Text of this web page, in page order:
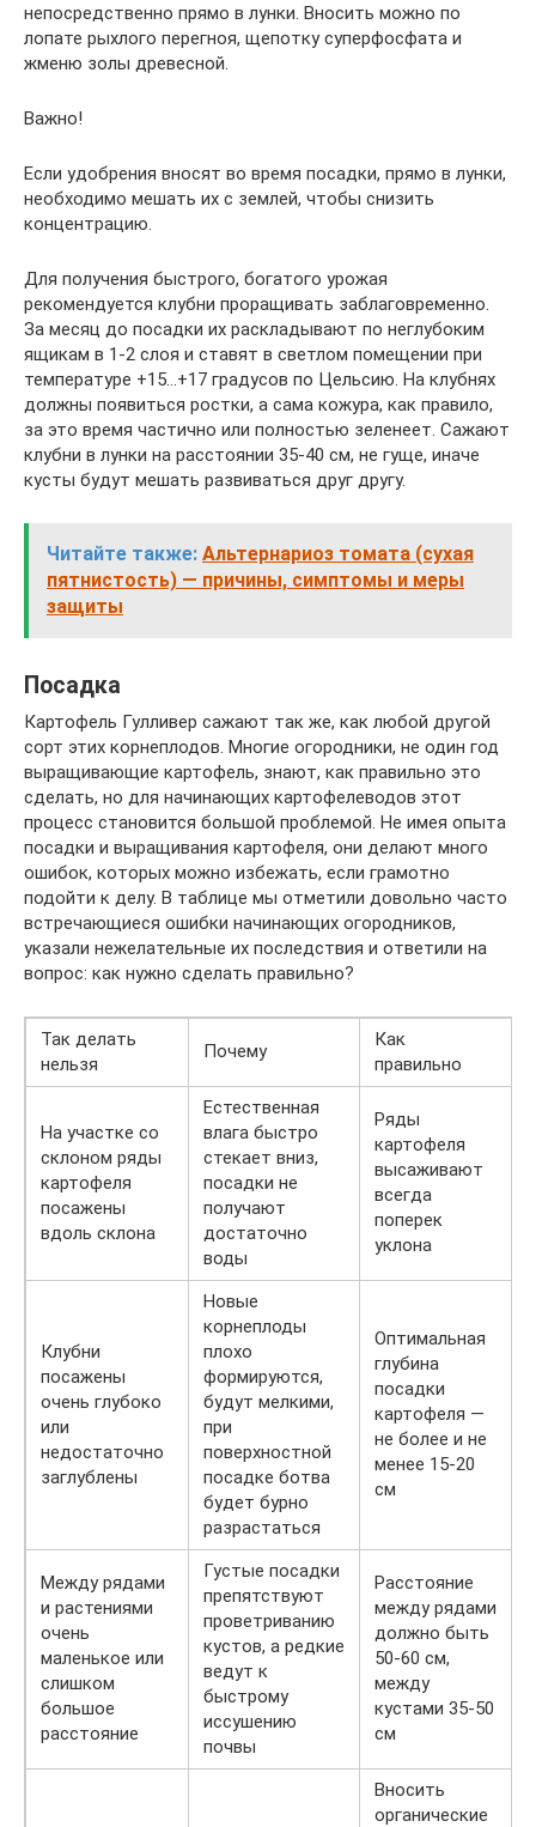
непосредственно прямо в лунки. Вносить можно по
лопате рыхлого перегноя, щепотку суперфосфата и
жменю золы древесной.
Важно!
Если удобрения вносят во время посадки, прямо в лунки,
необходимо мешать их с землей, чтобы снизить
концентрацию.
Для получения быстрого, богатого урожая
рекомендуется клубни проращивать заблаговременно.
За месяц до посадки их раскладывают по неглубоким
ящикам в 1-2 слоя и ставят в светлом помещении при
температуре +15…+17 градусов по Цельсию. На клубнях
должны появиться ростки, а сама кожура, как правило,
за это время частично или полностью зеленеет. Сажают
клубни в лунки на расстоянии 35-40 см, не гуще, иначе
кусты будут мешать развиваться друг другу.
Читайте также: Альтернариоз томата (сухая
пятнистость) — причины, симптомы и меры
защиты
Посадка
Картофель Гулливер сажают так же, как любой другой
сорт этих корнеплодов. Многие огородники, не один год
выращивающие картофель, знают, как правильно это
сделать, но для начинающих картофелеводов этот
процесс становится большой проблемой. Не имея опыта
посадки и выращивания картофеля, они делают много
ошибок, которых можно избежать, если грамотно
подойти к делу. В таблице мы отметили довольно часто
встречающиеся ошибки начинающих огородников,
указали нежелательные их последствия и ответили на
вопрос: как нужно сделать правильно?
Так делать
нельзя
Почему
Как
правильно
На участке со
склоном ряды
картофеля
посажены
вдоль склона
Естественная
влага быстро
стекает вниз,
посадки не
получают
достаточно
воды
Ряды
картофеля
высаживают
всегда
поперек
уклона
Клубни
посажены
очень глубоко
или
недостаточно
заглублены
Новые
корнеплоды
плохо
формируются,
будут мелкими,
при
поверхностной
посадке ботва
будет бурно
разрастаться
Оптимальная
глубина
посадки
картофеля —
не более и не
менее 15-20
см
Между рядами
и растениями
очень
маленькое или
слишком
большое
расстояние
Густые посадки
препятствуют
проветриванию
кустов, а редкие
ведут к
быстрому
иссушению
почвы
Расстояние
между рядами
должно быть
50-60 см,
между
кустами 35-50
см
Вносить
органические